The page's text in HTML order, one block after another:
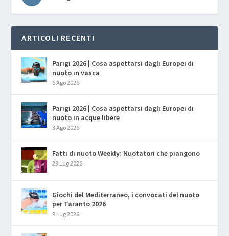
ARTICOLI RECENTI
Parigi 2026 | Cosa aspettarsi dagli Europei di
nuoto in vasca
6 Ago 2026
Parigi 2026 | Cosa aspettarsi dagli Europei di
nuoto in acque libere
3 Ago 2026
Fatti di nuoto Weekly: Nuotatori che piangono
29 Lug 2026
Giochi del Mediterraneo, i convocati del nuoto
per Taranto 2026
9 Lug 2026